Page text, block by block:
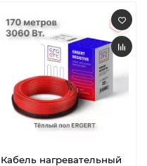
Кабель нагревательный